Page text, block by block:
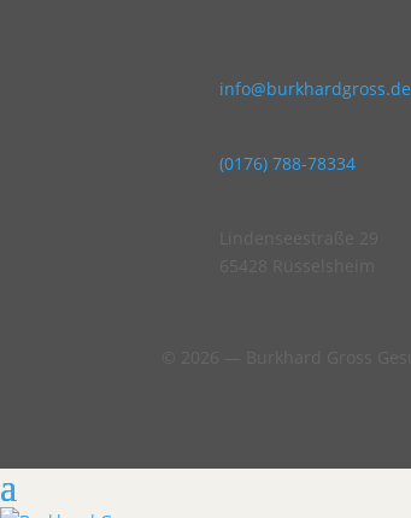
info@burkhardgross.de
(0176) 788-78334